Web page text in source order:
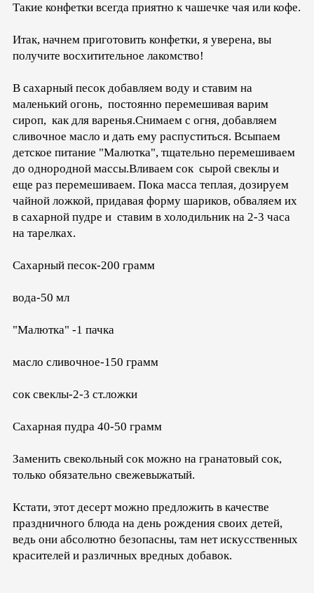
Такие конфетки всегда приятно к чашечке чая или кофе.
Итак, начнем приготовить конфетки, я уверена, вы
получите восхитительное лакомство!
В сахарный песок добавляем воду и ставим на
маленький огонь, постоянно перемешивая варим
сироп, как для варенья.Снимаем с огня, добавляем
сливочное масло и дать ему распуститься. Всыпаем
детское питание "Малютка", тщательно перемешиваем
до однородной массы.Вливаем сок сырой свеклы и
еще раз перемешиваем. Пока масса теплая, дозируем
чайной ложкой, придавая форму шариков, обваляем их
в сахарной пудре и ставим в холодильник на 2-3 часа
на тарелках.
Сахарный песок-200 грамм
вода-50 мл
"Малютка" -1 пачка
масло сливочное-150 грамм
сок свеклы-2-3 ст.ложки
Сахарная пудра 40-50 грамм
Заменить свекольный сок можно на гранатовый сок,
только обязательно свежевыжатый.
Кстати, этот десерт можно предложить в качестве
праздничного блюда на день рождения своих детей,
ведь они абсолютно безопасны, там нет искусственных
красителей и различных вредных добавок.